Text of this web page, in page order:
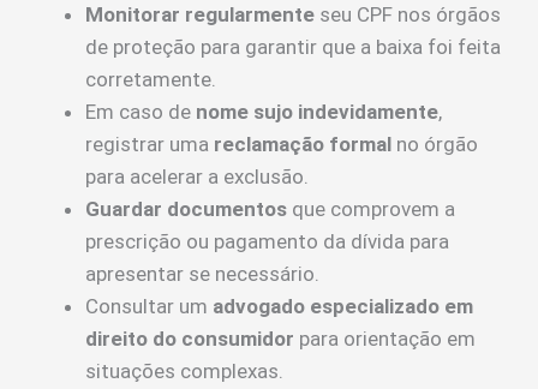
Monitorar regularmente seu CPF nos órgãos
de proteção para garantir que a baixa foi feita
corretamente.
Em caso de nome sujo indevidamente,
registrar uma reclamação formal no órgão
para acelerar a exclusão.
Guardar documentos que comprovem a
prescrição ou pagamento da dívida para
apresentar se necessário.
Consultar um advogado especializado em
direito do consumidor para orientação em
situações complexas.